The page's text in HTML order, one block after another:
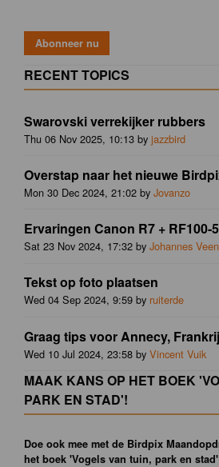
RECENT TOPICS
Swarovski verrekijker rubbers
Thu 06 Nov 2025, 10:13 by jazzbird
Overstap naar het nieuwe
Mon 30 Dec 2024, 21:02 by Jovanzo
Ervaringen Canon R7 + RF100-
Sat 23 Nov 2024, 17:32 by Johannes
Tekst op foto plaatsen
Wed 04 Sep 2024, 9:59 by ruiterde
Graag tips voor Annecy,
Wed 10 Jul 2024, 23:58 by Vincent Vuik
MAAK KANS OP HET BOEK
PARK EN STAD'!
Doe ook mee met de Birdpix
het boek 'Vogels van tuin, park en stad'